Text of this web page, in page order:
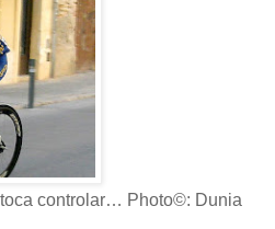
controlar… Photo©: Dunia